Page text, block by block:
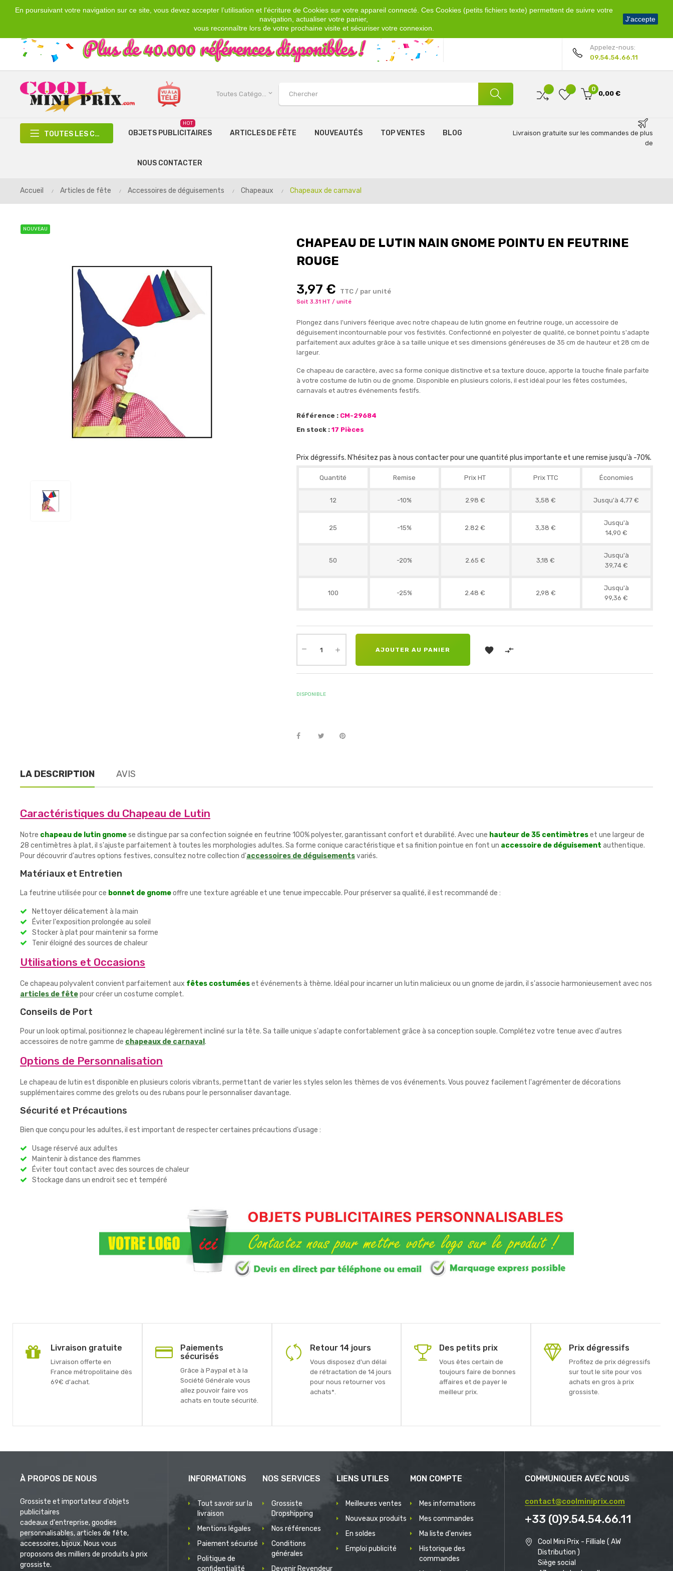
En poursuivant votre navigation sur ce site, vous devez accepter l’utilisation et l'écriture de Cookies sur votre appareil connecté. Ces Cookies (petits fichiers texte) permettent de suivre votre
navigation, actualiser votre panier,
vous reconnaître lors de votre prochaine visite et sécuriser votre connexion.
J'accepte
Emplacement
Devise
Bienvenue !
Mon compte
Appelez-nous:
09.54.54.66.11
Toutes Catégories keyboard_arrow_down
0
0,00 €
TOUTES LES CATÉGORIES OBJETS PUBLICITAIRES
HOT
ARTICLES DE FÊTE NOUVEAUTÉS TOP VENTES BLOG
NOUS CONTACTER
Livraison gratuite sur les commandes de plus
de
Accueil Articles de fête Accessoires de déguisements Chapeaux Chapeaux de carnaval
NOUVEAU
CHAPEAU DE LUTIN NAIN GNOME POINTU EN FEUTRINE
ROUGE
3,97 € TTC / par unité
Soit 3.31 HT / unité
Plongez dans l'univers féerique avec notre chapeau de lutin gnome en feutrine rouge, un accessoire de
déguisement incontournable pour vos festivités. Confectionné en polyester de qualité, ce bonnet pointu s'adapte
parfaitement aux adultes grâce à sa taille unique et ses dimensions généreuses de 35 cm de hauteur et 28 cm de
largeur.
Ce chapeau de caractère, avec sa forme conique distinctive et sa texture douce, apporte la touche finale parfaite
à votre costume de lutin ou de gnome. Disponible en plusieurs coloris, il est idéal pour les fêtes costumées,
carnavals et autres événements festifs.
Référence : CM-29684
En stock : 17 Pièces
Prix dégressifs. N'hésitez pas à nous contacter pour une quantité plus importante et une remise jusqu'à -70%.
Quantité Remise Prix HT Prix TTC Économies
12 -10% 2.98 € 3,58 € Jusqu'à 4,77 €
25 -15% 2.82 € 3,38 €
Jusqu'à
14,90 €
50 -20% 2.65 € 3,18 €
Jusqu'à
39,74 €
100 -25% 2.48 € 2,98 €
Jusqu'à
99,36 €
AJOUTER AU PANIER  
DISPONIBLE
LA DESCRIPTION AVIS
Caractéristiques du Chapeau de Lutin
Notre chapeau de lutin gnomese distingue par sa confection soignée en feutrine 100% polyester, garantissant confort et durabilité. Avec une hauteur de 35 centimètreset une largeur de
28 centimètres à plat, il s'ajuste parfaitement à toutes les morphologies adultes. Sa forme conique caractéristique et sa finition pointue en font un accessoire de déguisement authentique.
Pour découvrir d'autres options festives, consultez notre collection d'accessoires de déguisementsvariés.
Matériaux et Entretien
La feutrine utilisée pour ce bonnet de gnomeoffre une texture agréable et une tenue impeccable. Pour préserver sa qualité, il est recommandé de :
Nettoyer délicatement à la main
Éviter l'exposition prolongée au soleil
Stocker à plat pour maintenir sa forme
Tenir éloigné des sources de chaleur
Utilisations et Occasions
Ce chapeau polyvalent convient parfaitement aux fêtes costuméeset événements à thème. Idéal pour incarner un lutin malicieux ou un gnome de jardin, il s'associe harmonieusement avec nos
articles de fêtepour créer un costume complet.
Conseils de Port
Pour un look optimal, positionnez le chapeau légèrement incliné sur la tête. Sa taille unique s'adapte confortablement grâce à sa conception souple. Complétez votre tenue avec d'autres
accessoires de notre gamme de chapeaux de carnaval .
Options de Personnalisation
Le chapeau de lutin est disponible en plusieurs coloris vibrants, permettant de varier les styles selon les thèmes de vos événements. Vous pouvez facilement l'agrémenter de décorations
supplémentaires comme des grelots ou des rubans pour le personnaliser davantage.
Sécurité et Précautions
Bien que conçu pour les adultes, il est important de respecter certaines précautions d'usage :
Usage réservé aux adultes
Maintenir à distance des flammes
Éviter tout contact avec des sources de chaleur
Stockage dans un endroit sec et tempéré
Livraison gratuite
Livraison offerte en
France métropolitaine dès
69€ d'achat.
Paiements
sécurisés
Grâce à Paypal et à la
Société Générale vous
allez pouvoir faire vos
achats en toute sécurité.
Retour 14 jours
Vous disposez d'un délai
de rétractation de 14 jours
pour nous retourner vos
achats*.
Des petits prix
Vous êtes certain de
toujours faire de bonnes
affaires et de payer le
meilleur prix.
Prix dégressifs
Profitez de prix dégressifs
sur tout le site pour vos
achats en gros à prix
grossiste.
À PROPOS DE NOUS
Grossiste et importateur d'objets
publicitaires
cadeaux d'entreprise, goodies
personnalisables, articles de fête,
accessoires, bijoux. Nous vous
proposons des milliers de produits à prix
grossiste.
COMMUNIQUER AVEC NOUS
contact@coolminiprix.com
+33 (0)9.54.54.66.11
Cool Mini Prix - Filliale ( AW
Distribution )
Siège social
INFORMATIONS
Tout savoir sur la
livraison
Mentions légales
Paiement sécurisé
Politique de
confidentialité
NOS SERVICES
Grossiste
Dropshipping
Nos références
Conditions
générales
Devenir Revendeur
LIENS UTILES
Meilleures ventes
Nouveaux produits
En soldes
Emploi publicité
MON COMPTE
Mes informations
Mes commandes
Ma liste d'envies
Historique des
commandes